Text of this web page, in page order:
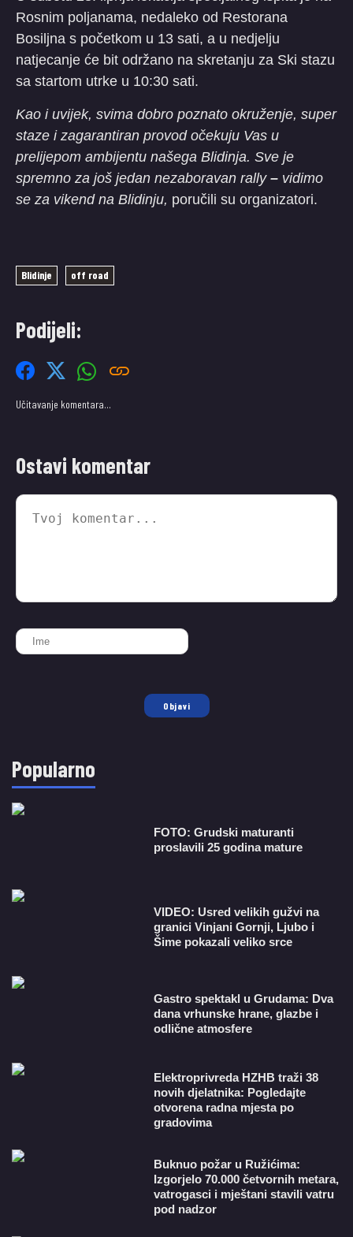
Rosnim poljanama, nedaleko od Restorana
Bosiljna s početkom u 13 sati, a u nedjelju
natjecanje će bit održano na skretanju za Ski stazu
sa startom utrke u 10:30 sati.
Kao i uvijek, svima dobro poznato okruženje, super
staze i zagarantiran provod očekuju Vas u
prelijepom ambijentu našega Blidinja. Sve je
spremno za još jedan nezaboravan rally– vidimo
se za vikend na Blidinju, poručili su organizatori.
Blidinje off road
Podijeli:
Učitavanje komentara…
Ostavi komentar
Objavi
Popularno
FOTO: Grudski maturanti
proslavili 25 godina mature
VIDEO: Usred velikih gužvi na
granici Vinjani Gornji, Ljubo i
Šime pokazali veliko srce
Gastro spektakl u Grudama: Dva
dana vrhunske hrane, glazbe i
odlične atmosfere
​Elektroprivreda HZHB traži 38
novih djelatnika: Pogledajte
otvorena radna mjesta po
gradovima
Buknuo požar u Ružićima:
Izgorjelo 70.000 četvornih metara,
vatrogasci i mještani stavili vatru
pod nadzor